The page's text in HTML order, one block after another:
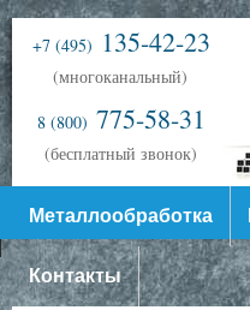
+7 (495) 135-42-23
(многоканальный)
8 (800) 775-58-31
(бесплатный звонок)
Металлообработка
Контакты